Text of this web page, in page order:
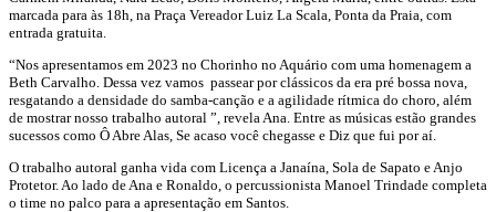
marcada para às 18h, na Praça Vereador Luiz La Scala, Ponta da Praia, com
entrada gratuita.
“Nos apresentamos em 2023 no Chorinho no Aquário com uma homenagem a
Beth Carvalho. Dessa vez vamos passear por clássicos da era pré bossa nova,
resgatando a densidade do samba-canção e a agilidade rítmica do choro, além
de mostrar nosso trabalho autoral ”, revela Ana. Entre as músicas estão grandes
sucessos como Ô Abre Alas, Se acaso você chegasse e Diz que fui por aí.
O trabalho autoral ganha vida com Licença a Janaína, Sola de Sapato e Anjo
Protetor. Ao lado de Ana e Ronaldo, o percussionista Manoel Trindade completa
o time no palco para a apresentação em Santos.